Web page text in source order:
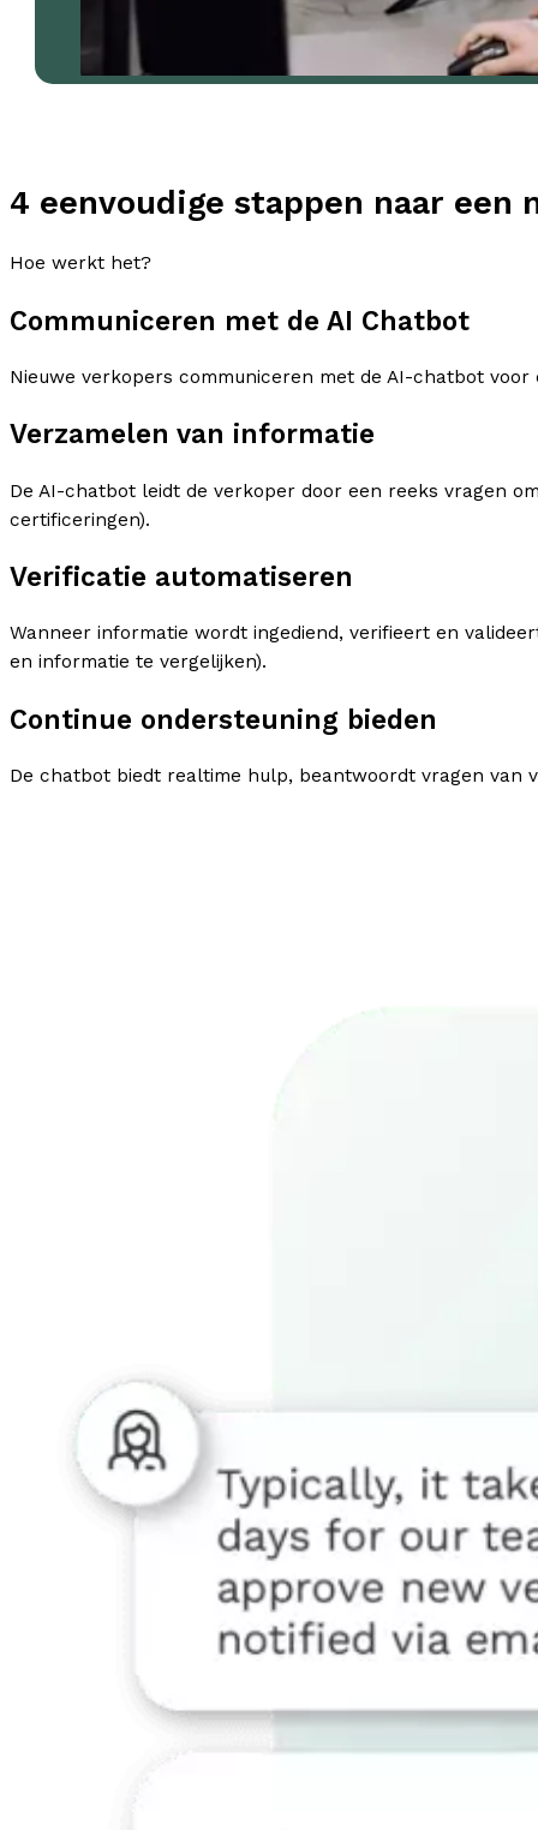
4 eenvoudige stappen naar een
Hoe werkt het?
Communiceren met de AI Chatbot
Nieuwe verkopers communiceren met de AI-chatbot
Verzamelen van informatie
De AI-chatbot leidt de verkoper door een reeks vragen
certificeringen).
Verificatie automatiseren
Wanneer informatie wordt ingediend, verifieert en
en informatie te vergelijken).
Continue ondersteuning bieden
De chatbot biedt realtime hulp, beantwoordt vragen van